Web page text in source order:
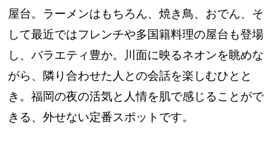
屋台。ラーメンはもちろん、焼き鳥、おでん、そ
して最近ではフレンチや多国籍料理の屋台も登場
し、バラエティ豊か。川面に映るネオンを眺めな
がら、隣り合わせた人との会話を楽しむひとと
き。福岡の夜の活気と人情を肌で感じることがで
きる、外せない定番スポットです。